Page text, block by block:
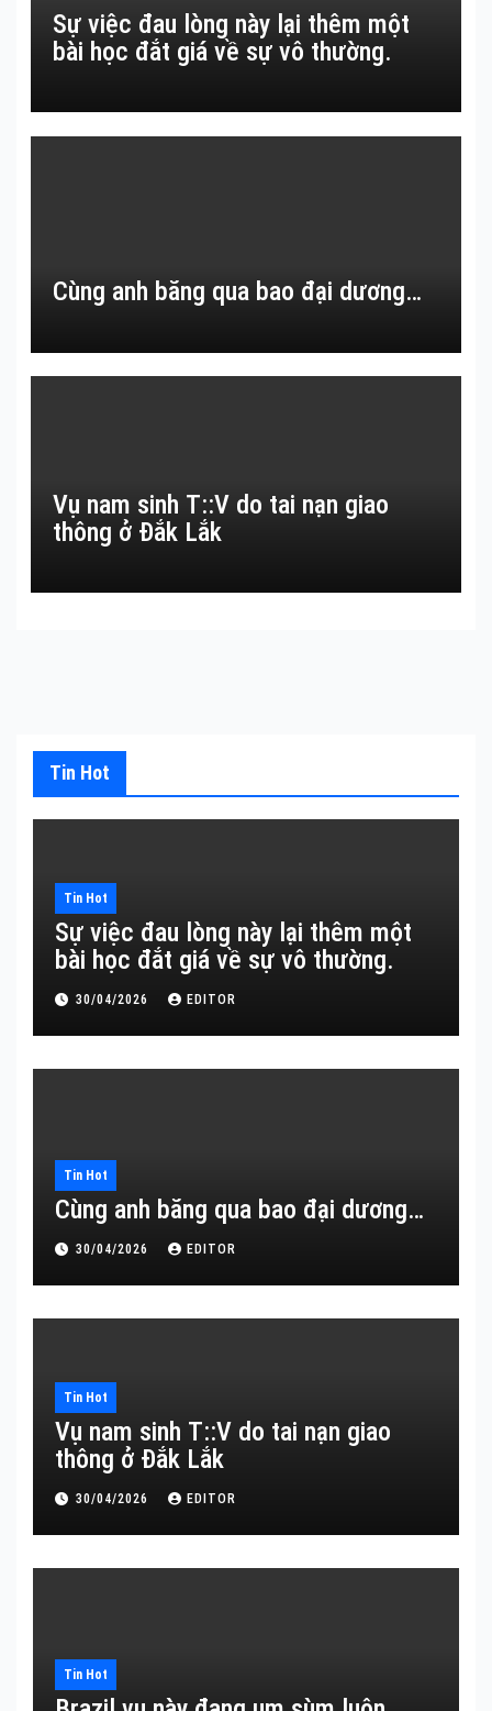
Sự việc đau lòng này lại thêm một
bài học đắt giá về sự vô thường.
Cùng anh băng qua bao đại dương…
Vụ nam sinh T::V do tai nạn giao
thông ở Đắk Lắk
Tin Hot
Tin Hot
Sự việc đau lòng này lại thêm một
bài học đắt giá về sự vô thường.
30/04/2026 EDITOR
Tin Hot
Cùng anh băng qua bao đại dương…
30/04/2026 EDITOR
Tin Hot
Vụ nam sinh T::V do tai nạn giao
thông ở Đắk Lắk
30/04/2026 EDITOR
Tin Hot